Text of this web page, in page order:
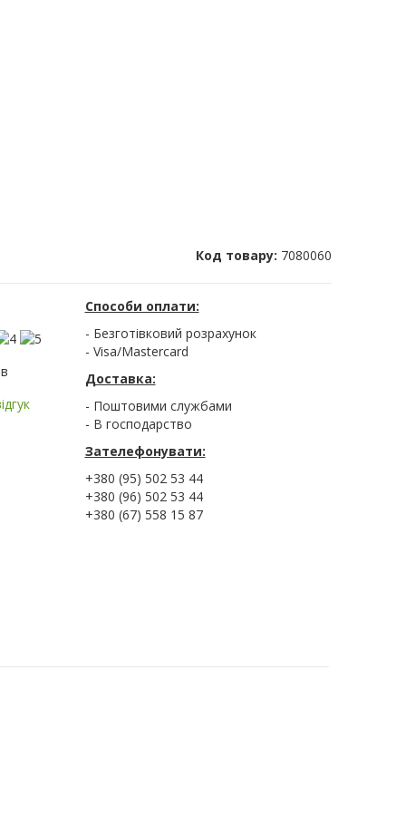
Код товару: 7080060
Способи оплати:
- Безготівковий розрахунок
- Visa/Mastercard
Доставка:
- Поштовими службами
- В господарство
Зателефонувати:
+380 (95) 502 53 44
+380 (96) 502 53 44
+380 (67) 558 15 87